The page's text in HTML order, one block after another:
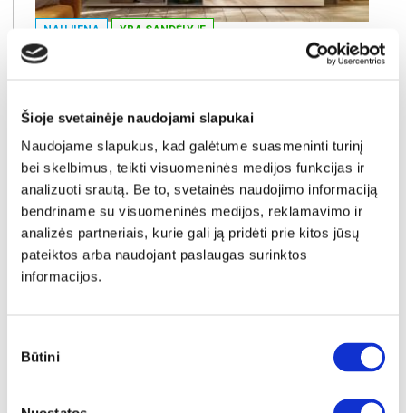
Šioje svetainėje naudojami slapukai
Naudojame slapukus, kad galėtume suasmeninti turinį
bei skelbimus, teikti visuomeninės medijos funkcijas ir
analizuoti srautą. Be to, svetainės naudojimo informaciją
bendriname su visuomeninės medijos, reklamavimo ir
analizės partneriais, kurie gali ją pridėti prie kitos jūsų
pateiktos arba naudojant paslaugas surinktos
informacijos.
pasirinkimas
Būtini
NAUJIENA YRA SANDĖLYJE
LATIS LTSM05L-M812 sekcija
149€